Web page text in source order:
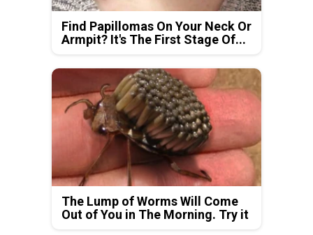
Find Papillomas On Your Neck Or
Armpit? It's The First Stage Of...
The Lump of Worms Will Come
Out of You in The Morning. Try it